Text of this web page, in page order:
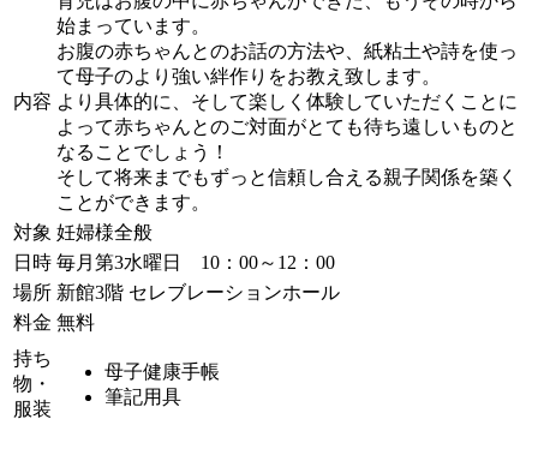
内容
始まっています。
お腹の赤ちゃんとのお話の方法や、紙粘土や詩を使っ
て母子のより強い絆作りをお教え致します。
より具体的に、そして楽しく体験していただくことに
よって赤ちゃんとのご対面がとても待ち遠しいものと
なることでしょう！
そして将来までもずっと信頼し合える親子関係を築く
ことができます。
対象 妊婦様全般
日時 毎月第3水曜日 10：00～12：00
場所 新館3階 セレブレーションホール
料金 無料
持ち
物・
服装
母子健康手帳
筆記用具